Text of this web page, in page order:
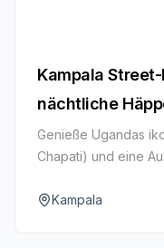
Kampala
nächtliche
Genieße Ugandas
Chapati) und eine
Kampala